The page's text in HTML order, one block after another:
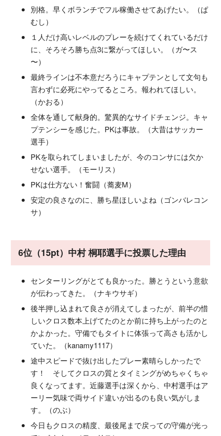
別格。早くボランチでフル稼働させてあげたい。（ぱ
むし）
１人だけ高いレベルのプレーを続けてくれているだけ
に、そろそろ勝ち点3に繋がってほしい。（ガ〜ス
〜）
最終ラインは不本意だろうにキャプテンとして文句も
言わずに必死にやってるところ。報われてほしい。
（かおる）
全体を通して献身的。驚異的なサイドチェンジ。キャ
プテンシーを感じた。PKは事故。（大昔はサッカー
選手）
PKを取られてしまいましたが、今のコンサには欠か
せない選手。（モーリス）
PKは仕方ない！奮闘（蕎麦M）
安定の良さなのに、勝ち星ほしいよね（ゴンバレコン
サ）
6位（15pt）中村 桐耶選手に投票した理由
センターリングがとても良かった。勝とうという意欲
が伝わってきた。（ナキウサギ）
後半押し込まれて良さが消えてしまったが、前半の惜
しいクロス数本上げてたのとか前に持ち上がったのと
かよかった。守備でもタイトに体張って高さも活かし
ていた。（kanamy1117）
途中スピードで抜け出したプレー素晴らしかったで
す！ そしてクロスの質とタイミングがめちゃくちゃ
良くなってます。近藤選手は深くから、中村選手はア
ーリー気味で両サイド違いが出るのも良い気がしま
す。（のぶ）
今日もクロスの精度、最後尾まで戻っての守備が光っ